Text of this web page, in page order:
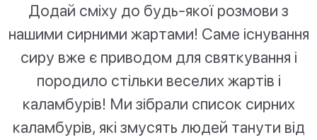
Додай сміху до будь-якої розмови з
нашими сирними жартами! Саме існування
сиру вже є приводом для святкування і
породило стільки веселих жартів і
каламбурів! Ми зібрали список сирних
каламбурів, які змусять людей танути від